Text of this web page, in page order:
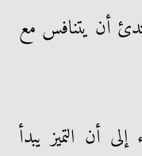
أن يتنافس مع
أن التميز يبدأ